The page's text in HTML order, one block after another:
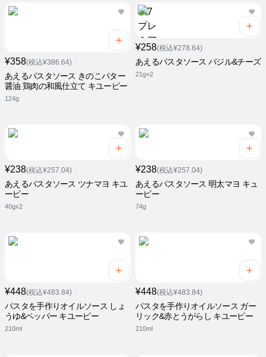
¥358(税込¥386.64)
あえるパスタソース きのこバター
醤油 鶏肉の和風仕立て キユーピー
124g
¥258(税込¥278.64)
あえるパスタソース バジル&チーズ
21g×2
¥238(税込¥257.04)
あえるパスタソース ツナマヨ キユ
ーピー
40gx2
¥238(税込¥257.04)
あえるパスタソース 明太マヨ キュ
ーピー
74g
¥448(税込¥483.84)
パスタを手作りオイルソース しょ
うゆ&ペッパー キユーピー
210ml
¥448(税込¥483.84)
パスタを手作りオイルソース ガー
リック&赤とうがらし キユーピー
210ml